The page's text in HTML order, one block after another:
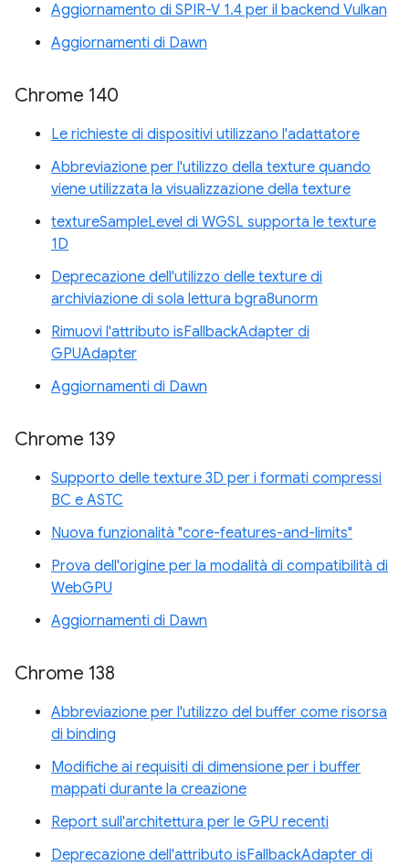
Aggiornamento di SPIR-V 1.4 per il backend Vulkan
Aggiornamenti di Dawn
Chrome 140
Le richieste di dispositivi utilizzano l'adattatore
Abbreviazione per l'utilizzo della texture quando
viene utilizzata la visualizzazione della texture
textureSampleLevel di WGSL supporta le texture
1D
Deprecazione dell'utilizzo delle texture di
archiviazione di sola lettura bgra8unorm
Rimuovi l'attributo isFallbackAdapter di
GPUAdapter
Aggiornamenti di Dawn
Chrome 139
Supporto delle texture 3D per i formati compressi
BC e ASTC
Nuova funzionalità "core-features-and-limits"
Prova dell'origine per la modalità di compatibilità di
WebGPU
Aggiornamenti di Dawn
Chrome 138
Abbreviazione per l'utilizzo del buffer come risorsa
di binding
Modifiche ai requisiti di dimensione per i buffer
mappati durante la creazione
Report sull'architettura per le GPU recenti
Deprecazione dell'attributo isFallbackAdapter di